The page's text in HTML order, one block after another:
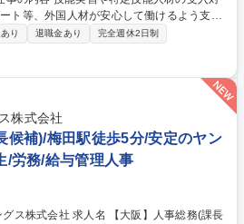
ト等、外国人材が安心して働けるよう支援
習機構や監理団体等との各種調整など、企
内容】 ・技能実
活支援、帰国対応 ・資格試験サポート、各
監理団体、支援団体との各種調整 2027年
見据え、受入体制を充実させるための募集
、企業が無理なく受入れを続けられるよう
裁量を持って活躍できる環境です。 募集
材支援】充実の福利厚生/総合職採用
り 退職金あり
完全週休2日制
株式会社
候補)/梅田駅徒歩5分/安定のヤン
/労務/給与管理人事
【大阪】人事総務(課長